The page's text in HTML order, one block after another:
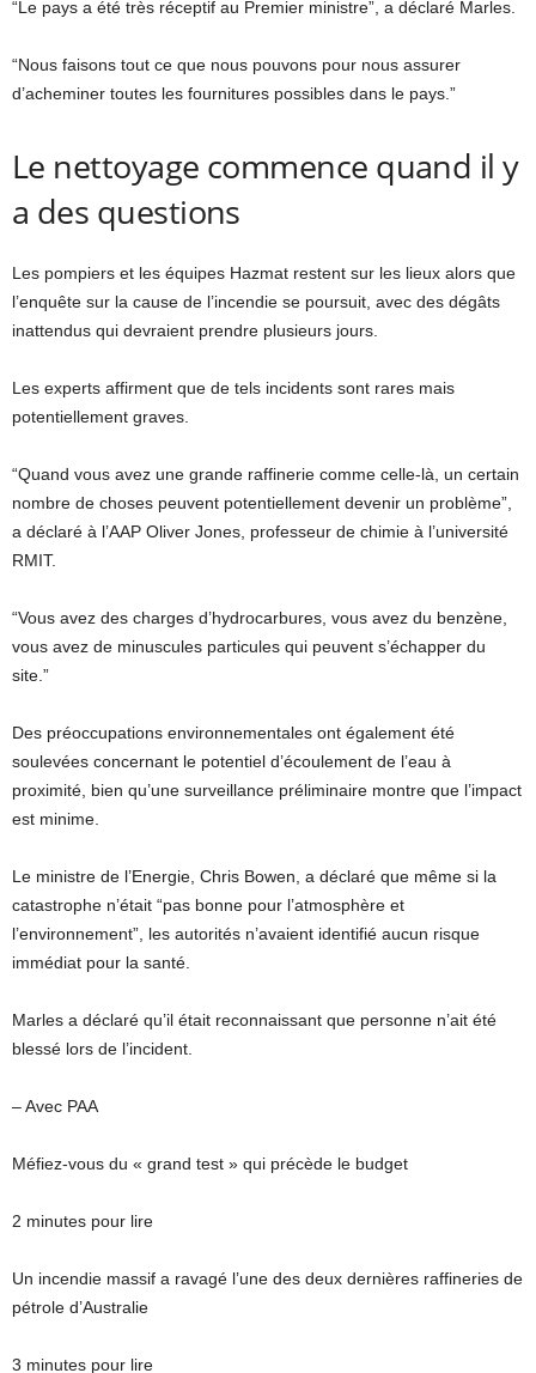
“Le pays a été très réceptif au Premier ministre”, a déclaré Marles.
“Nous faisons tout ce que nous pouvons pour nous assurer
d’acheminer toutes les fournitures possibles dans le pays.”
Le nettoyage commence quand il y
a des questions
Les pompiers et les équipes Hazmat restent sur les lieux alors que
l’enquête sur la cause de l’incendie se poursuit, avec des dégâts
inattendus qui devraient prendre plusieurs jours.
Les experts affirment que de tels incidents sont rares mais
potentiellement graves.
“Quand vous avez une grande raffinerie comme celle-là, un certain
nombre de choses peuvent potentiellement devenir un problème”,
a déclaré à l’AAP Oliver Jones, professeur de chimie à l’université
RMIT.
“Vous avez des charges d’hydrocarbures, vous avez du benzène,
vous avez de minuscules particules qui peuvent s’échapper du
site.”
Des préoccupations environnementales ont également été
soulevées concernant le potentiel d’écoulement de l’eau à
proximité, bien qu’une surveillance préliminaire montre que l’impact
est minime.
Le ministre de l’Energie, Chris Bowen, a déclaré que même si la
catastrophe n’était “pas bonne pour l’atmosphère et
l’environnement”, les autorités n’avaient identifié aucun risque
immédiat pour la santé.
Marles a déclaré qu’il était reconnaissant que personne n’ait été
blessé lors de l’incident.
– Avec PAA
Méfiez-vous du « grand test » qui précède le budget
2 minutes pour lire
Un incendie massif a ravagé l’une des deux dernières raffineries de
pétrole d’Australie
3 minutes pour lire